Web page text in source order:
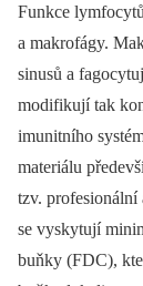
Funkce
a makrofágy.
sinusů a
modifikují tak
imunitního
materiálu
tzv.
se vyskytují
buňky (FDC),